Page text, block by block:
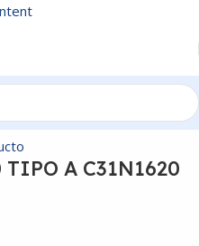
TIPO A C31N1620